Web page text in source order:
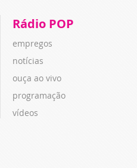
Rádio POP
empregos
notícias
ouça ao vivo
programação
vídeos